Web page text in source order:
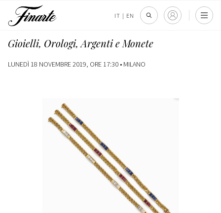
IT | EN
Gioielli, Orologi, Argenti e Monete
LUNEDÌ 18 NOVEMBRE 2019, ORE 17:30 • MILANO